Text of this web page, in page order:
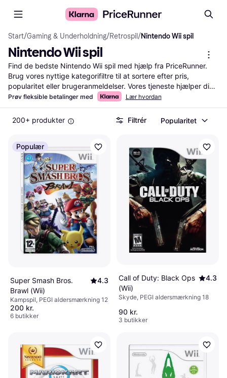
Start/Gaming & Underholdning/Retrospil /Nintendo Wii spil
Nintendo Wii spil
Find de bedste Nintendo Wii spil med hjælp fra PriceRunner.
Brug vores nyttige kategorifiltre til at sortere efter pris,
popularitet eller brugeranmeldelser. Vores tjeneste hjælper dig
med at sammenligne priser fra forskellige butikker, så du altid
får den bedste handel. Læs anmeldelser fra andre brugere for
at se, hvad der er værd at købe. Opdag nye favoritter og
gamle klassikere, alt sammen samlet ét sted. Gør din søgning
Prøv fleksible betalinger med Lær hvordan
200+ produkter Filtrér Popularitet
Populær
Super Smash Bros.
Brawl (Wii)
4.3
Kampspil, PEGI aldersmærkning 12
200 kr.
6 butikker
Call of Duty: Black Ops
(Wii)
4.3
Skyde, PEGI aldersmærkning 18
90 kr.
3 butikker